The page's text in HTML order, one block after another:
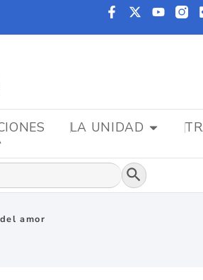
LA UNIDAD
Botón de
amor